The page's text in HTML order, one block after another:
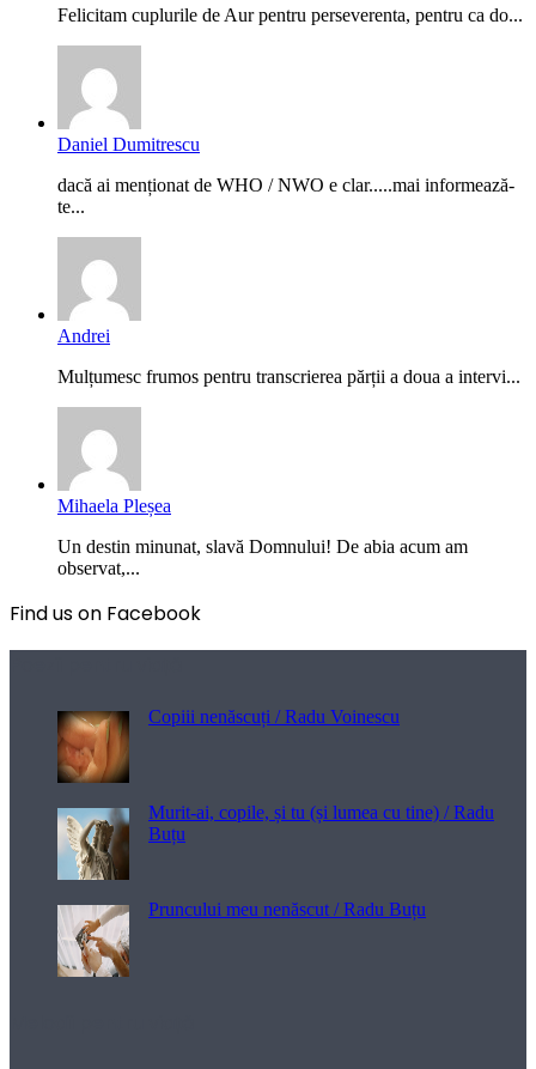
Felicitam cuplurile de Aur pentru perseverenta, pentru ca do...
Daniel Dumitrescu
dacă ai menționat de WHO / NWO e clar.....mai informează-
te...
Andrei
Mulțumesc frumos pentru transcrierea părții a doua a intervi...
Mihaela Pleșea
Un destin minunat, slavă Domnului! De abia acum am
observat,...
Find us on Facebook
Copiii nenăscuți / Radu Voinescu
Murit-ai, copile, și tu (și lumea cu tine) / Radu
Buțu
Pruncului meu nenăscut / Radu Buțu